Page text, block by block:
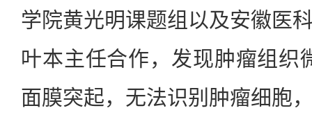
学院黄光明课题组以及安徽医
叶本主任合作，发现肿瘤组织
面膜突起，无法识别肿瘤细胞